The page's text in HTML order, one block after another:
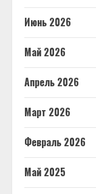
Июнь 2026
Май 2026
Апрель 2026
Март 2026
Февраль 2026
Май 2025